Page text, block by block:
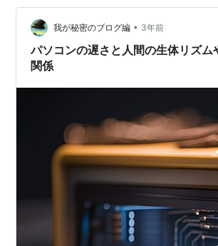
んでしょうねえ。 親としての責任感とか
ね。 ほんと信じられない。 しんじ〜られ
ょ〜ぉぉけれど〜♪…
我が秘密のブログ編 • 3年前
パソコンの遅さと人間の生体リズム
関係